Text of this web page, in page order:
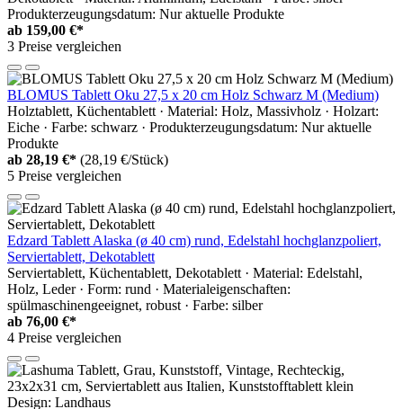
Produkterzeugungsdatum: Nur aktuelle Produkte
ab 159,00 €*
3 Preise vergleichen
BLOMUS Tablett Oku 27,5 x 20 cm Holz Schwarz M (Medium)
Holztablett, Küchentablett · Material: Holz, Massivholz · Holzart:
Eiche · Farbe: schwarz · Produkterzeugungsdatum: Nur aktuelle
Produkte
ab 28,19 €* (28,19 €/Stück)
5 Preise vergleichen
Edzard Tablett Alaska (ø 40 cm) rund, Edelstahl hochglanzpoliert,
Serviertablett, Dekotablett
Serviertablett, Küchentablett, Dekotablett · Material: Edelstahl,
Holz, Leder · Form: rund · Materialeigenschaften:
spülmaschinengeeignet, robust · Farbe: silber
ab 76,00 €*
4 Preise vergleichen